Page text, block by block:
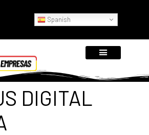
Spanish
DIGITAL